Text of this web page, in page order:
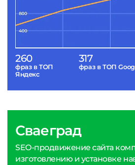
260
фраз в ТОП
Яндекс
317
фраз в ТОП
Сваеград
SEO-продвижение сайта
изготовлению и установке